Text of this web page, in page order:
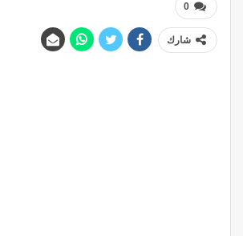
0
شارك